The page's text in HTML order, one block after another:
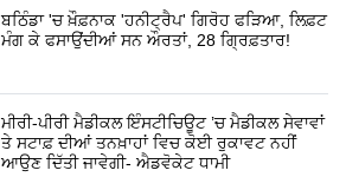
ਬਠਿੰਡਾ 'ਚ ਖ਼ੌਫ਼ਨਾਕ 'ਹਨੀਟ੍ਰੈਪ' ਗਿਰੋਹ ਫੜਿਆ, ਲਿਫ਼ਟ
ਮੰਗ ਕੇ ਫਸਾਉਂਦੀਆਂ ਸਨ ਔਰਤਾਂ, 28 ਗ੍ਰਿਫ਼ਤਾਰ!
ਮੀਰੀ-ਪੀਰੀ ਮੈਡੀਕਲ ਇੰਸਟੀਚਿਊਟ ’ਚ ਮੈਡੀਕਲ ਸੇਵਾਵਾਂ
ਤੇ ਸਟਾਫ਼ ਦੀਆਂ ਤਨਖ਼ਾਹਾਂ ਵਿਚ ਕੋਈ ਰੁਕਾਵਟ ਨਹੀਂ
ਆਉਣ ਦਿੱਤੀ ਜਾਵੇਗੀ- ਐਡਵੋਕੇਟ ਧਾਮੀ